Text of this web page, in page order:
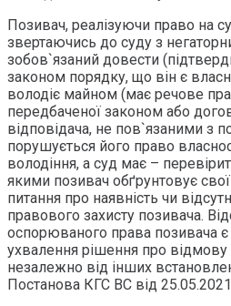
Позивач, реалізуючи право на
звертаючись до суду з
зобов`язаний довести
законом порядку, що він є
володіє майном (має речове
передбаченої законом або
відповідача, не пов`язаними з
порушується його право
володіння, а суд має –
якими позивач обґрунтовує
питання про наявність чи
правового захисту позивача.
оспорюваного права позивача
ухвалення рішення про
незалежно від інших
Постанова КГС ВС від